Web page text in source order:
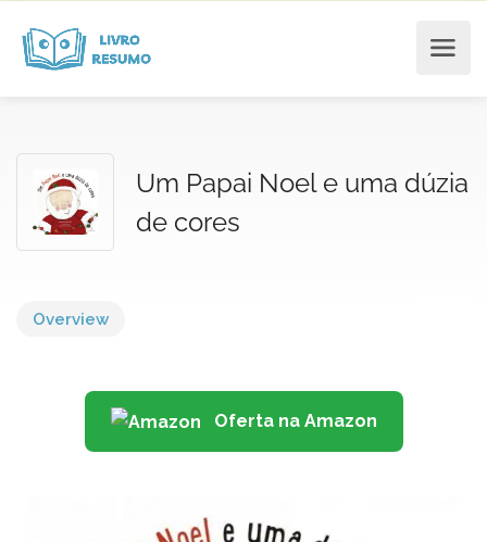
Um Papai Noel e uma dúzia
de cores
Overview
Oferta na Amazon